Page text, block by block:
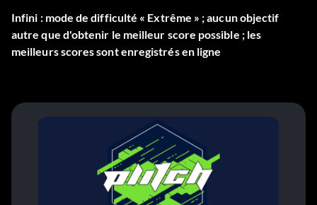
Infini : mode de difficulté « Extrême » ; aucun objectif
autre que d'obtenir le meilleur score possible ; les
meilleurs scores sont enregistrés en ligne